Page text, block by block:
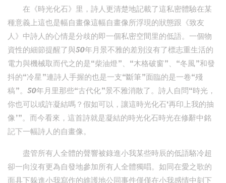
在《時光化石》里，詩人更清楚地記載了這私密體驗在某
種意義上這也是幅自畫像這幅自畫像所浮現的狀態跟《致友
人》中詩人的心情是分歧的即一個私密空間里的低語。一個物
資性的細節提醒了與50年月景不雅的差別沒有了標志重生活的
電力與機械取而代之的是“柴油燈”、“木格破窗”、“冬風”和發
抖的“冷星”連詩人手握的也是一支“斷筆”面臨的是一卷“殘
稿”。50年月里那些“古代化”景不雅消散了。詩人自問“時光，
你也可以或許凝結嗎？假如可以，讓這時光化石‘再印上我的抽
像’”。而今看來，這首詩就是凝結的時光化石時光在修辭中銘
記下一幅詩人的自畫像。
盡管所有人全體的聲響被錄進小我某些時辰的低語駱冷超
卻一向沒有更為自發地參加所有人全體獨唱。如同在愛之歌的
面具下躲進小我寫作的維護地公同事件僅僅在小我感情中刻下